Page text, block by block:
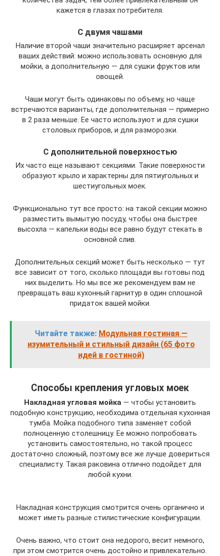
кажется в глазах потребителя.
С двумя чашами
Наличие второй чаши значительно расширяет арсенал
ваших действий: можно использовать основную для
мойки, а дополнительную — для сушки фруктов или
овощей.
Чаши могут быть одинаковы по объему, но чаще
встречаются варианты, где дополнительная — примерно
в 2 раза меньше. Ее часто используют и для сушки
столовых приборов, и для разморозки.
С дополнительной поверхностью
Их часто еще называют секциями. Такие поверхности
образуют крыло и характерны для пятиугольных и
шестиугольных моек.
Функционально тут все просто: на такой секции можно
разместить вымытую посуду, чтобы она быстрее
высохла — капельки воды все равно будут стекать в
основной слив.
Дополнительных секций может быть несколько — тут
все зависит от того, сколько площади вы готовы под
них выделить. Но мы все же рекомендуем вам не
превращать ваш кухонный гарнитур в один сплошной
придаток вашей мойки.
Читайте также: Модульная гостиная —
изумительный и стильный дизайн (65 фото
идей в гостиной)
Способы крепления угловых моек
Накладная угловая мойка — чтобы установить
подобную конструкцию, необходима отдельная кухонная
тумба. Мойка подобного типа заменяет собой
полноценную столешницу. Ее можно попробовать
установить самостоятельно, но такой процесс
достаточно сложный, поэтому все же лучше довериться
специалисту. Такая раковина отлично подойдет для
любой кухни.
Накладная конструкция смотрится очень органично и
может иметь разные стилистические конфигурации.
Очень важно, что стоит она недорого, весит немного,
при этом смотрится очень достойно и привлекательно.